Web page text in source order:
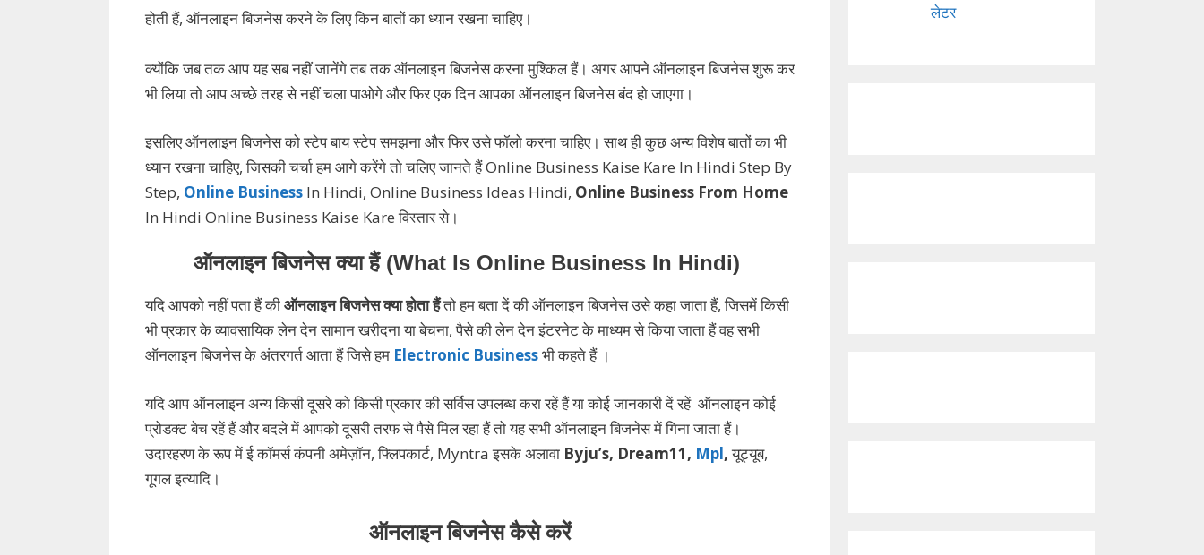
होती हैं, ऑनलाइन बिजनेस करने के लिए किन बातों का ध्यान रखना चाहिए।
क्योंकि जब तक आप यह सब नहीं जानेंगे तब तक ऑनलाइन बिजनेस करना मुश्किल हैं। अगर आपने ऑनलाइन बिजनेस शुरू कर
भी लिया तो आप अच्छे तरह से नहीं चला पाओगे और फिर एक दिन आपका ऑनलाइन बिजनेस बंद हो जाएगा।
इसलिए ऑनलाइन बिजनेस को स्टेप बाय स्टेप समझना और फिर उसे फॉलो करना चाहिए। साथ ही कुछ अन्य विशेष बातों का भी
ध्यान रखना चाहिए, जिसकी चर्चा हम आगे करेंगे तो चलिए जानते हैं Online Business Kaise Kare In Hindi Step By
Step, Online Business In Hindi, Online Business Ideas Hindi, Online Business From Home
In Hindi Online Business Kaise Kare विस्तार से।
ऑनलाइन बिजनेस क्या हैं (What Is Online Business In Hindi)
यदि आपको नहीं पता हैं कीऑनलाइन बिजनेस क्या होता हैंतो हम बता दें की ऑनलाइन बिजनेस उसे कहा जाता हैं, जिसमें किसी
भी प्रकार के व्यावसायिक लेन देन सामान खरीदना या बेचना, पैसे की लेन देन इंटरनेट के माध्यम से किया जाता हैं वह सभी
ऑनलाइन बिजनेस के अंतरगर्त आता हैं जिसे हम Electronic Businessभी कहते हैं ।
यदि आप ऑनलाइन अन्य किसी दूसरे को किसी प्रकार की सर्विस उपलब्ध करा रहें हैं या कोई जानकारी दें रहें ऑनलाइन कोई
प्रोडक्ट बेच रहें हैं और बदले में आपको दूसरी तरफ से पैसे मिल रहा हैं तो यह सभी ऑनलाइन बिजनेस में गिना जाता हैं।
उदारहरण के रूप में ई कॉमर्स कंपनी अमेज़ॉन, फ्लिपकार्ट, Myntra इसके अलावा Byju’s, Dream11, Mpl,यूट्यूब,
गूगल इत्यादि।
ऑनलाइन बिजनेस कैसे करें
लेटर